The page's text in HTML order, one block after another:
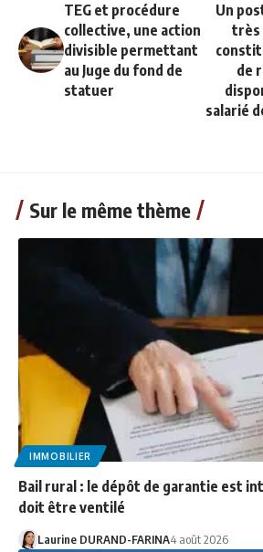
TEG et procédure
collective, une action
divisible permettant
au Juge du fond de
statuer
Un
très
de
salarié
Sur le même thème
IMMOBILIER
Bail rural : le dépôt de garantie est
doit être ventilé
Laurine DURAND-FARINA4 août 2026